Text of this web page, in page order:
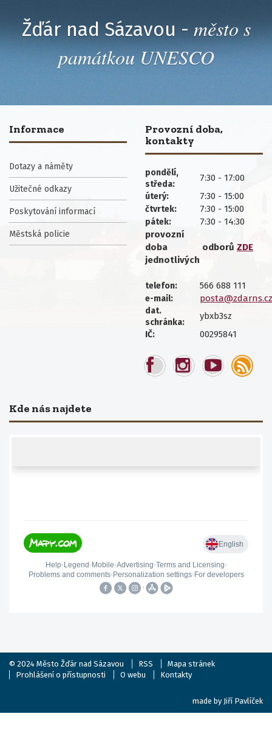
Žďár nad Sázavou - město s
památkou UNESCO
Informace
Dotazy a náměty
Užitečné odkazy
Poskytování informací
Městská policie
Provozní doba,
kontakty
pondělí,
středa:
7:30 - 17:00
úterý: 7:30 - 15:00
čtvrtek: 7:30 - 15:00
pátek:
7:30 - 14:30
provozní
doba
jednotlivých
odborů ZDE
telefon: 566 688 111
e-mail: posta@zdarns.cz
dat.
schránka:
ybxb3sz
IČ: 00295841
Kde nás najdete
© 2024 Město Žďár nad Sázavou RSS
Mapa stránek
Prohlášení o přístupnosti
O webu Kontakty
made by Jiří Pavlíček